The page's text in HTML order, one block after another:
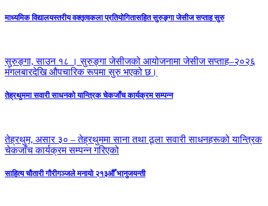
माध्यमिक विद्यालयस्तरीय वक्तृत्वकला प्रतियोगितासहित सुरुङ्गा जेसीज सप्ताह सुरु
सुरुङ्गा, साउन १८ । सुरुङ्गा जेसीजको आयोजनामा जेसीज सप्ताह–२०२६
मंगलबारदेखि औपचारिक रूपमा सुरु भएको छ।
तेह्रथुममा सवारी साधनको यान्त्रिक चेकजाँच कार्यक्रम सम्पन्न
तेह्रथुम, असार ३० – तेह्रथुममा साना तथा ठूला सवारी साधनहरूको यान्त्रिक
चेकजाँच कार्यक्रम सम्पन्न गरिएको
साहित्य चौतारी गौरीगञ्जले मनायो २१३औँ भानुजयन्ती